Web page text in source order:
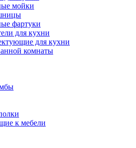
мойки
фартуки
для кухни
для кухни
комнаты
к мебели